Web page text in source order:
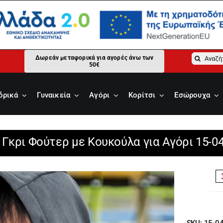
Δωρεάν μεταφορικά για αγορές άνω των
50€
Γυναικεία Αγόρι Κορίτσι Εσώρουχα
Φούτερ με Κουκούλα για Αγόρι 15-